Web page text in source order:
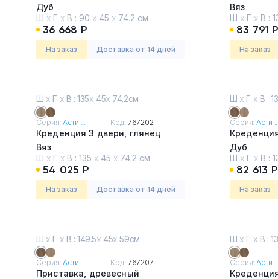
Дуб
Ш х Г х В : 90 х 45 х 74.2 см
36 668 Р
На заказ Доставка от 14 дней
Вяз
Ш х Г х В :
83 791 Р
На заказ
Ш х Г х В : 135х 45х 74.2см
Серия:Асти ... Код: 767202
Креденция 3 двери, глянец
Вяз
Ш х Г х В : 135 х 45 х 74.2 см
54 025 Р
На заказ Доставка от 14 дней
Ш х Г х В :
Серия:Асти
Дуб
Ш х Г х В :
82 613 Р
На заказ
Ш х Г х В : 149.5х 45х 59см
Серия:Асти ... Код: 767207
Приставка, древесный
Ш х Г х В :
Серия:Асти